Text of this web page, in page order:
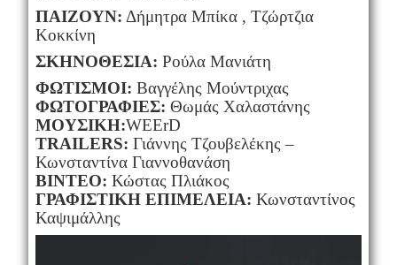
ΠΑΙΖΟΥΝ: Δήμητρα Μπίκα , Τζώρτζια
Κοκκίνη
ΣΚΗΝΟΘΕΣΙΑ: Ρούλα Μανιάτη
ΦΩΤΙΣΜΟΙ: Βαγγέλης Μούντριχας
ΦΩΤΟΓΡΑΦΙΕΣ: Θωμάς Χαλαστάνης
ΜΟΥΣΙΚΗ:WEErD
TRAILERS: Γιάννης Τζουβελέκης –
Κωνσταντίνα Γιαννοθανάση
ΒΙΝΤΕΟ: Κώστας Πλιάκος
ΓΡΑΦΙΣΤΙΚΗ ΕΠΙΜΕΛΕΙΑ: Κωνσταντίνος
Καψιμάλλης